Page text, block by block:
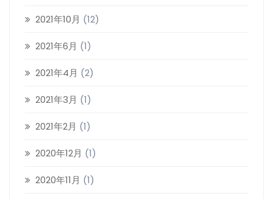
2021年10月 (12)
2021年6月 (1)
2021年4月 (2)
2021年3月 (1)
2021年2月 (1)
2020年12月 (1)
2020年11月 (1)